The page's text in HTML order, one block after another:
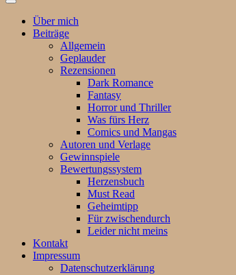
Suchfeld
ein-/ausblenden
Über mich
Beiträge
Allgemein
Geplauder
Rezensionen
Dark Romance
Fantasy
Horror und Thriller
Was fürs Herz
Comics und Mangas
Autoren und Verlage
Gewinnspiele
Bewertungssystem
Herzensbuch
Must Read
Geheimtipp
Für zwischendurch
Leider nicht meins
Kontakt
Impressum
Datenschutzerklärung